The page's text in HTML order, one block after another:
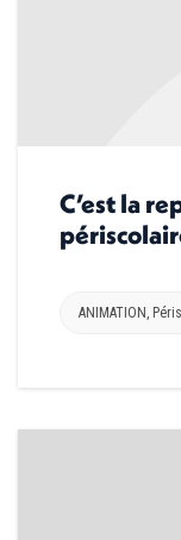
C’est la
ANIMATION ,